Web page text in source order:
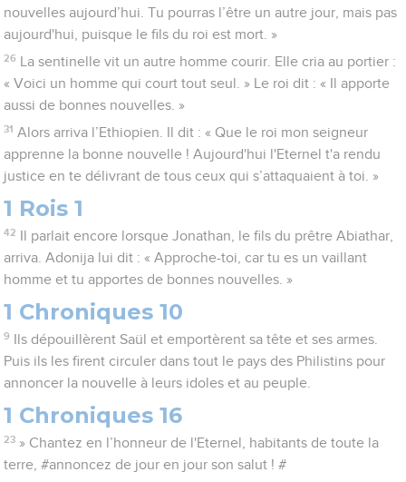
nouvelles aujourd’hui. Tu pourras l’être un autre jour, mais pas
aujourd'hui, puisque le fils du roi est mort. »
26
La sentinelle vit un autre homme courir. Elle cria au portier :
« Voici un homme qui court tout seul. » Le roi dit : « Il apporte
aussi de bonnes nouvelles. »
31 Alors arriva l’Ethiopien. Il dit : « Que le roi mon seigneur
apprenne la bonne nouvelle ! Aujourd'hui l'Eternel t'a rendu
justice en te délivrant de tous ceux qui s’attaquaient à toi. »
1 Rois 1
42
Il parlait encore lorsque Jonathan, le fils du prêtre Abiathar,
arriva. Adonija lui dit : « Approche-toi, car tu es un vaillant
homme et tu apportes de bonnes nouvelles. »
1 Chroniques 10
9
Ils dépouillèrent Saül et emportèrent sa tête et ses armes.
Puis ils les firent circuler dans tout le pays des Philistins pour
annoncer la nouvelle à leurs idoles et au peuple.
1 Chroniques 16
23 » Chantez en l’honneur de l'Eternel, habitants de toute la
terre, #annoncez de jour en jour son salut ! #